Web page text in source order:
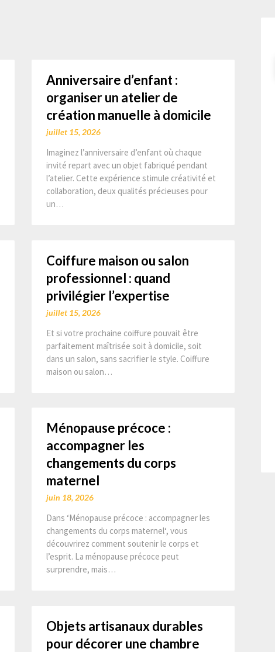
Anniversaire d’enfant :
organiser un atelier de
création manuelle à domicile
juillet 15, 2026
Imaginez l’anniversaire d’enfant où chaque
invité repart avec un objet fabriqué pendant
l’atelier. Cette expérience stimule créativité et
collaboration, deux qualités précieuses pour
un…
Coiffure maison ou salon
professionnel : quand
privilégier l’expertise
juillet 15, 2026
Et si votre prochaine coiffure pouvait être
parfaitement maîtrisée soit à domicile, soit
dans un salon, sans sacrifier le style. Coiffure
maison ou salon…
Ménopause précoce :
accompagner les
changements du corps
maternel
juin 18, 2026
Dans ‘Ménopause précoce : accompagner les
changements du corps maternel‘, vous
découvrirez comment soutenir le corps et
l’esprit. La ménopause précoce peut
surprendre, mais…
Objets artisanaux durables
pour décorer une chambre